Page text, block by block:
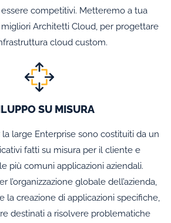
essere competitivi. Metteremo a tua
Architetti Cloud, per progettare
cloud custom.
SU MISURA
large Enterprise sono costituiti da un
fatti su misura per il cliente e
più comuni applicazioni aziendali.
l’organizzazione globale dell’azienda,
la creazione di applicazioni specifiche,
destinati a risolvere problematiche